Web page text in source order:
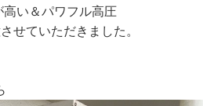
高い＆パワフル高圧
せていただきました。